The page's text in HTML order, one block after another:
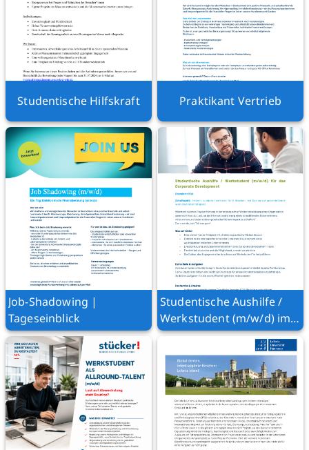
Studentische Hilfskraft Praktikant Vertrieb
Job-Shadowing |
Tageseinblick
Studentische Aushilfe /
Werkstudent (m/w/d) im
Corporate Development